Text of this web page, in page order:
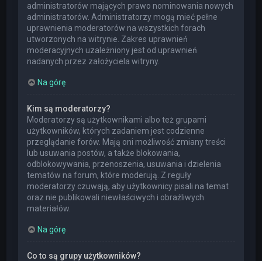
administratorów mających prawo nominowania nowych
administratorów. Administratorzy mogą mieć pełne
uprawnienia moderatorów na wszystkich forach
utworzonych na witrynie. Zakres uprawnień
moderacyjnych uzależniony jest od uprawnień
nadanych przez założyciela witryny.
Na górę
Kim są moderatorzy?
Moderatorzy są użytkownikami albo też grupami
użytkowników, których zadaniem jest codzienne
przeglądanie forów. Mają oni możliwość zmiany treści
lub usuwania postów, a także blokowania,
odblokowywania, przenoszenia, usuwania i dzielenia
tematów na forum, które moderują. Z reguły
moderatorzy czuwają, aby użytkownicy pisali na temat
oraz nie publikowali niewłaściwych i obraźliwych
materiałów.
Na górę
Co to są grupy użytkowników?